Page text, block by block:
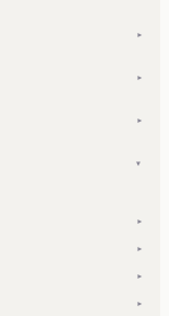
▾
▾
▾
▾
▾
▾
▾
▾